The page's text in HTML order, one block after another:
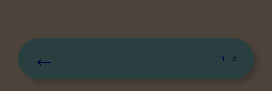
← 1 2